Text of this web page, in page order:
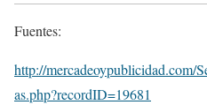
Fuentes:
http://mercadeoypublicidad.com/
as.php?recordID=19681